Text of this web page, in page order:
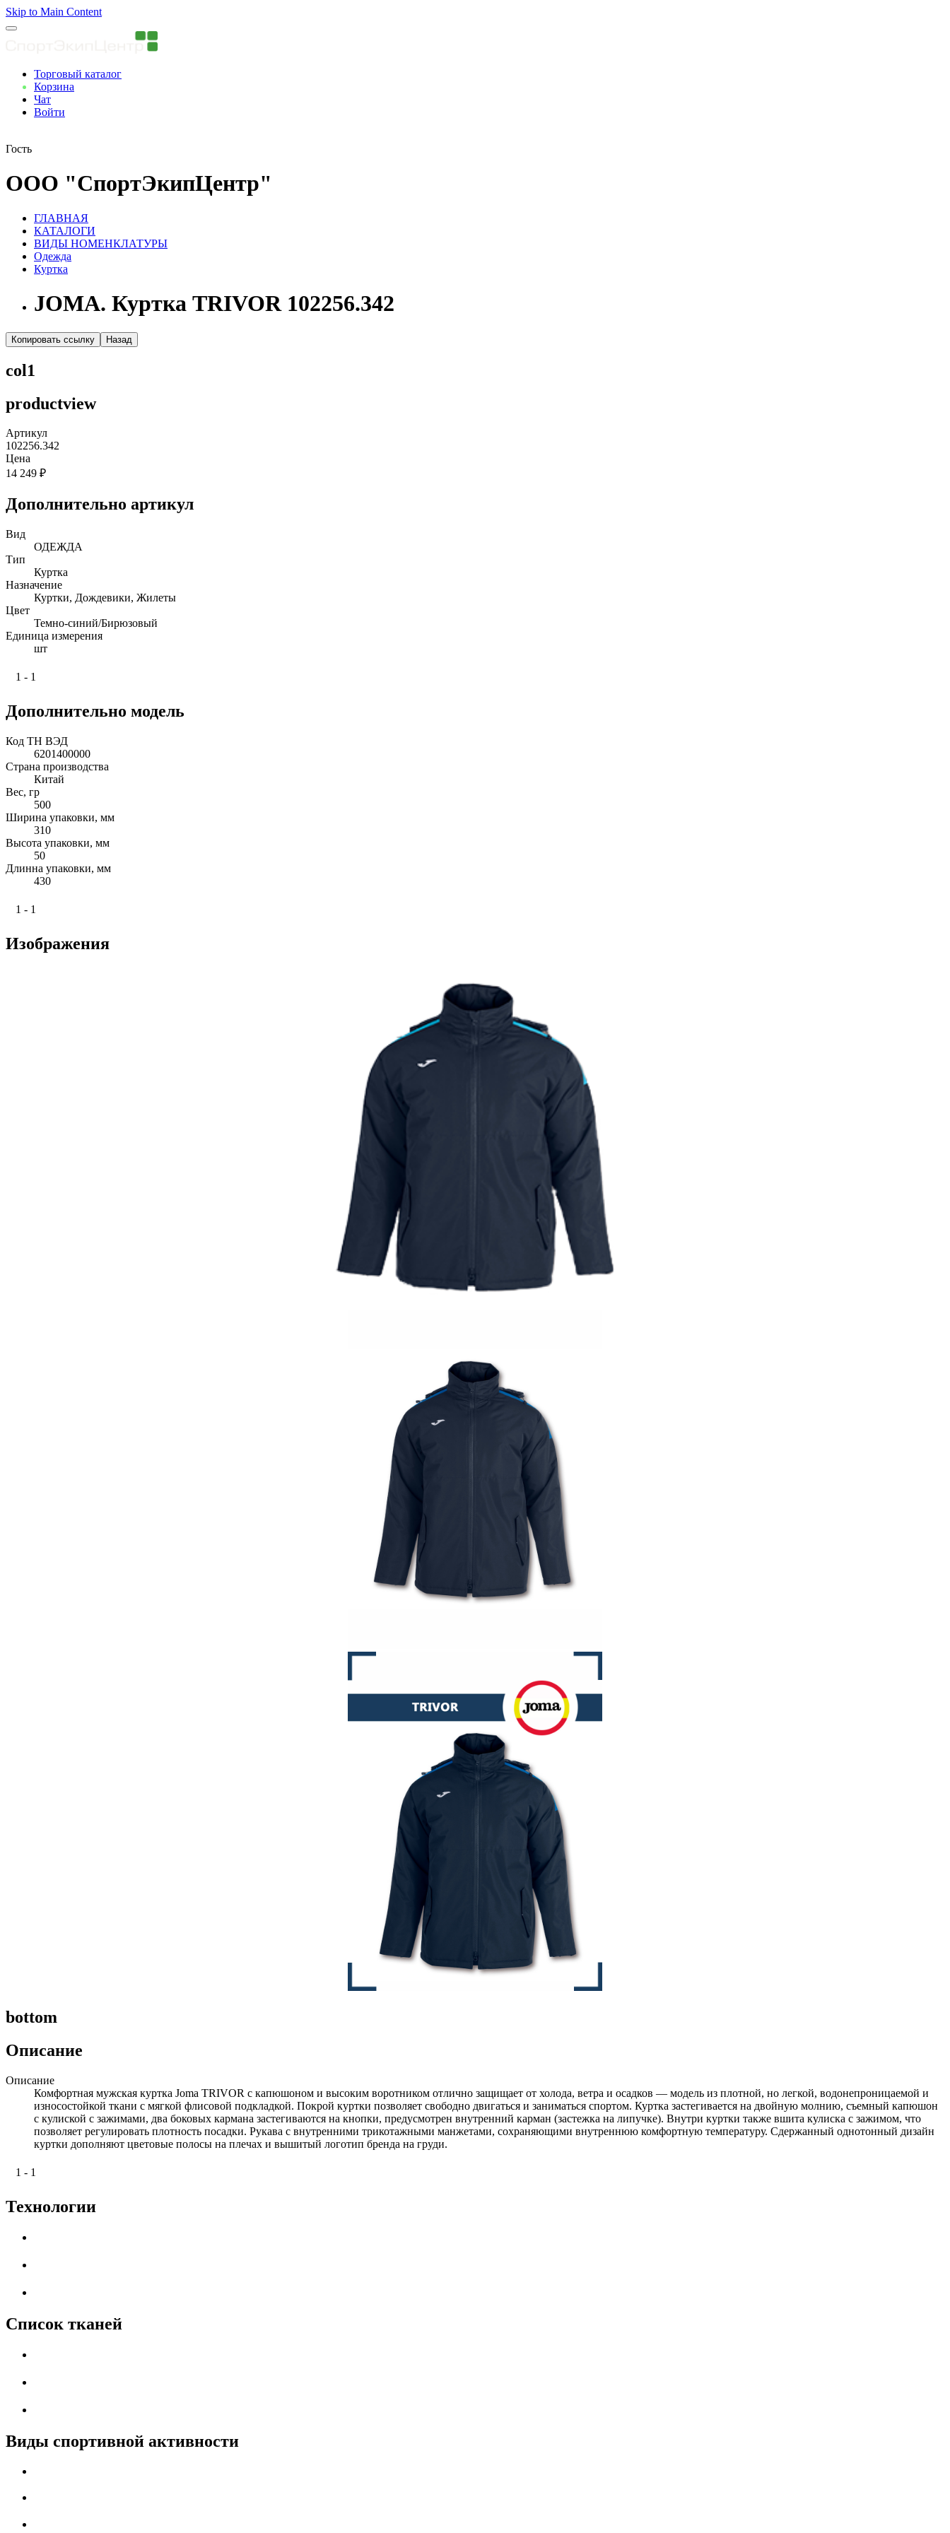
Skip to Main Content
Торговый каталог
Корзина
Чат
Войти
Гость
ООО "СпортЭкипЦентр"
ГЛАВНАЯ
КАТАЛОГИ
ВИДЫ НОМЕНКЛАТУРЫ
Одежда
Куртка
JOMA. Куртка TRIVOR 102256.342
Копировать ссылку Назад
col1
productview
Артикул
102256.342
Цена
14 249 ₽
Дополнительно артикул
Вид
ОДЕЖДА
Тип
Куртка
Назначение
Куртки, Дождевики, Жилеты
Цвет
Темно-синий/Бирюзовый
Единица измерения
шт
1 - 1
Дополнительно модель
Код ТН ВЭД
6201400000
Страна производства
Китай
Вес, гр
500
Ширина упаковки, мм
310
Высота упаковки, мм
50
Длинна упаковки, мм
430
1 - 1
Изображения
bottom
Описание
Описание
Комфортная мужская куртка Joma TRIVOR с капюшоном и высоким воротником отлично защищает от холода, ветра и осадков — модель из плотной, но легкой, водонепроницаемой и
износостойкой ткани с мягкой флисовой подкладкой. Покрой куртки позволяет свободно двигаться и заниматься спортом. Куртка застегивается на двойную молнию, съемный капюшон
с кулиской с зажимами, два боковых кармана застегиваются на кнопки, предусмотрен внутренний карман (застежка на липучке). Внутри куртки также вшита кулиска с зажимом, что
позволяет регулировать плотность посадки. Рукава с внутренними трикотажными манжетами, сохраняющими внутреннюю комфортную температуру. Сдержанный однотонный дизайн
куртки дополняют цветовые полосы на плечах и вышитый логотип бренда на груди.
1 - 1
Технологии
Список тканей
Виды спортивной активности